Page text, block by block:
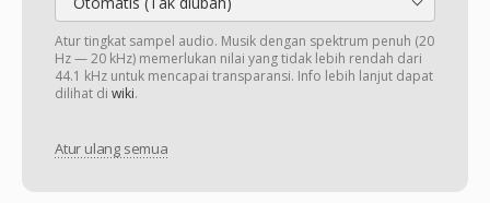
Atur tingkat sampel audio. Musik dengan spektrum penuh (20
Hz — 20 kHz) memerlukan nilai yang tidak lebih rendah dari
44.1 kHz untuk mencapai transparansi. Info lebih lanjut dapat
dilihat di wiki.
Atur ulang semua